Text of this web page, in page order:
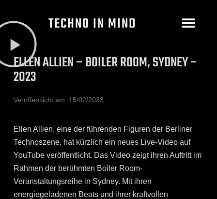
TECHNO IN MIND
ELLEN ALLIEN – BOILER ROOM, SYDNEY –
2023
Veröffentlicht am: 15/02/2023
Ellen Allien, eine der führenden Figuren der Berliner
Technoszene, hat kürzlich ein neues Live-Video auf
YouTube veröffentlicht. Das Video zeigt ihren Auftritt im
Rahmen der berühmten Boiler Room-
Veranstaltungsreihe in Sydney. Mit ihren
energiegeladenen Beats und ihrer kraftvollen